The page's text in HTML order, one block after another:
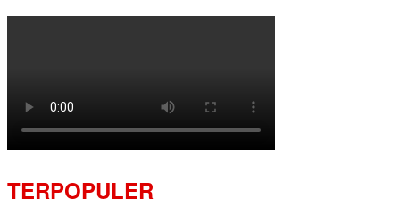
TERPOPULER